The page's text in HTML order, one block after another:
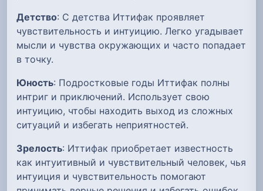
Детство: С детства Иттифак проявляет
чувствительность и интуицию. Легко угадывает
мысли и чувства окружающих и часто попадает
в точку.
Юность: Подростковые годы Иттифак полны
интриг и приключений. Использует свою
интуицию, чтобы находить выход из сложных
ситуаций и избегать неприятностей.
Зрелость: Иттифак приобретает известность
как интуитивный и чувствительный человек, чья
интуиция и чувствительность помогают